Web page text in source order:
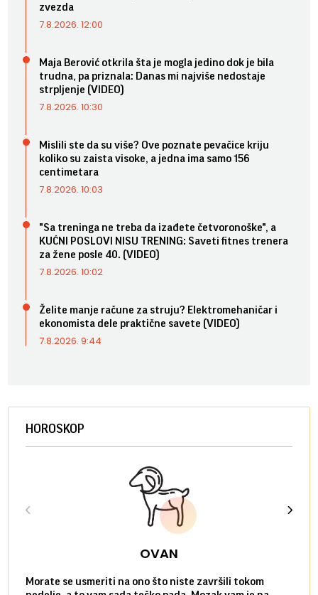
zvezda
7.8.2026. 12:00
Maja Berović otkrila šta je mogla jedino dok je bila
trudna, pa priznala: Danas mi najviše nedostaje
strpljenje (VIDEO)
7.8.2026. 10:30
Mislili ste da su više? Ove poznate pevačice kriju
koliko su zaista visoke, a jedna ima samo 156
centimetara
7.8.2026. 10:03
"Sa treninga ne treba da izađete četvoronoške", a
KUĆNI POSLOVI NISU TRENING: Saveti fitnes trenera
za žene posle 40. (VIDEO)
7.8.2026. 10:02
Želite manje račune za struju? Elektromehaničar i
ekonomista dele praktične savete (VIDEO)
7.8.2026. 9:44
HOROSKOP
OVAN
Morate se usmeriti na ono što niste završili tokom